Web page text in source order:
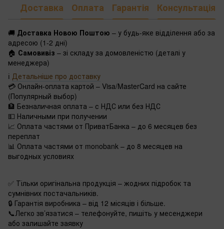
Доставка Оплата Гарантія Консультація
🚚 Доставка Новою Поштою – у будь-яке відділення або за
адресою (1-2 дні)
🏠 Самовивіз – зі складу за домовленістю (деталі у
менеджера)
ℹ️ Детальніше про доставку
💳 Онлайн-оплата картой – Visa/MasterCard на сайте
(Популярный выбор)
🏦 Безналичная оплата – с НДС или без НДС
💵 Наличными при получении
📈 Оплата частями от ПриватБанка – до 6 месяцев без
переплат
📊 Оплата частями от monobank – до 8 месяцев на
выгодных условиях
✅ Тільки оригінальна продукція – жодних підробок та
сумнівних постачальників.
🔒 Гарантія виробника – від 12 місяців і більше.
📞Легко зв’язатися – телефонуйте, пишіть у месенджери
або залишайте заявку